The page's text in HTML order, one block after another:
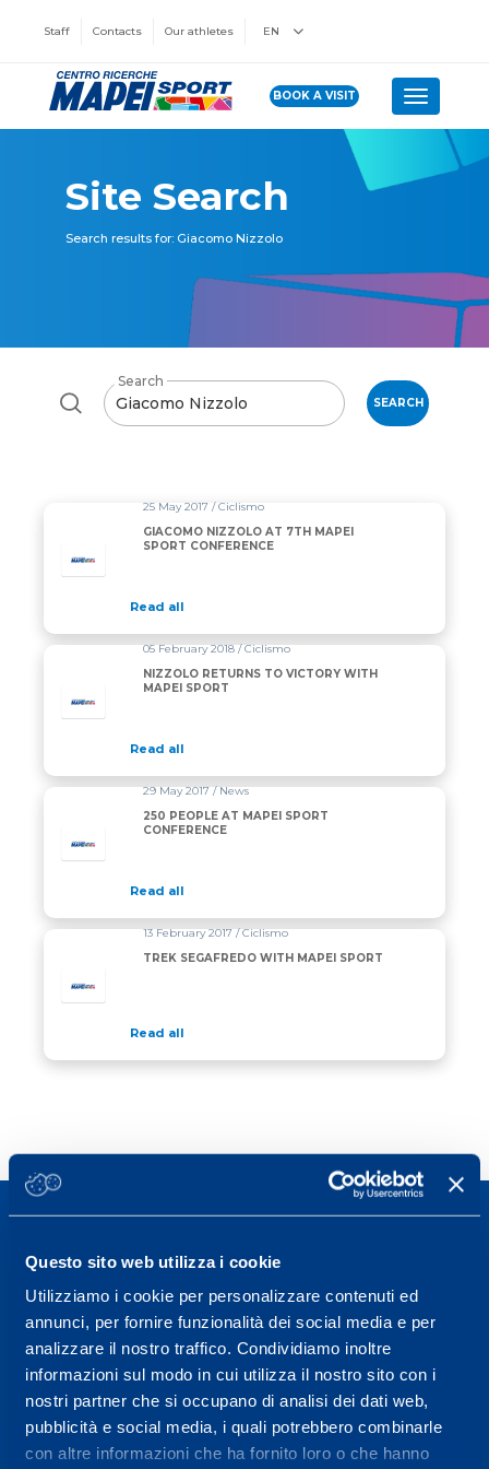
Questo sito web utilizza i cookie
Utilizziamo i cookie per personalizzare contenuti ed
annunci, per fornire funzionalità dei social media e per
analizzare il nostro traffico. Condividiamo inoltre
informazioni sul modo in cui utilizza il nostro sito con i
nostri partner che si occupano di analisi dei dati web,
pubblicità e social media, i quali potrebbero combinarle
con altre informazioni che ha fornito loro o che hanno
Staff Contacts Our athletes EN
BOOK A VISIT Toggle
Site Search
Search results for: Giacomo Nizzolo
Search
SEARCH
25 May 2017 / Ciclismo
GIACOMO NIZZOLO AT 7TH MAPEI
SPORT CONFERENCE
Read all
05 February 2018 / Ciclismo
NIZZOLO RETURNS TO VICTORY WITH
MAPEI SPORT
Read all
29 May 2017 / News
250 PEOPLE AT MAPEI SPORT
CONFERENCE
Read all
13 February 2017 / Ciclismo
TREK SEGAFREDO WITH MAPEI SPORT
Read all
Sport Service Mapei S.r.l. - Via Busto Fagnano 38,
21057 Olgiate Olona (Varese) Italy.
0331 575757, Monday to Friday 9.30-12.30 and
14.30-17.30.